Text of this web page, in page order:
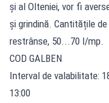
și al Olteniei, vor fi
și grindină. Cantitățile
restrânse, 50...70 l/mp.
COD GALBEN
Interval de valabilitate:
13:00